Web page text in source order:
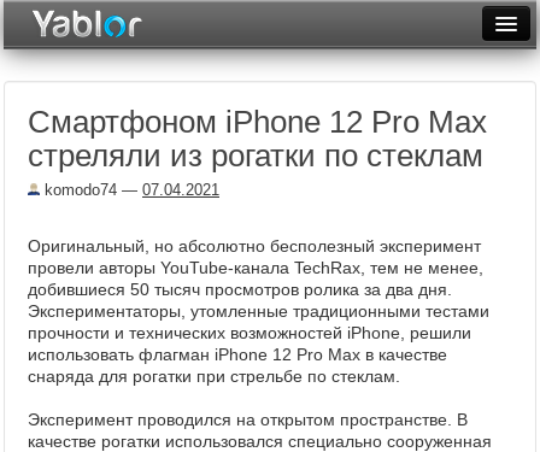
Неделя
Месяц
Архив
Фототоп
Видеотоп
Смартфоном iPhone 12 Pro Max
стреляли из рогатки по стеклам
komodo74 — 07.04.2021
Оригинальный, но абсолютно бесполезный эксперимент
провели авторы YouTube-канала TechRax, тем не менее,
добившиеся 50 тысяч просмотров ролика за два дня.
Экспериментаторы, утомленные традиционными тестами
прочности и технических возможностей iPhone, решили
использовать флагман iPhone 12 Pro Max в качестве
снаряда для рогатки при стрельбе по стеклам.
Эксперимент проводился на открытом пространстве. В
качестве рогатки использовался специально сооруженная